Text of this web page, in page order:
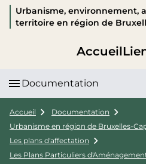
Urbanisme, environnement,
territoire en région de
Accueil
Documentation
Accueil
Documentation
Urbanisme en région de Bruxelles-
Les plans d'affectation
Les Plans Particuliers